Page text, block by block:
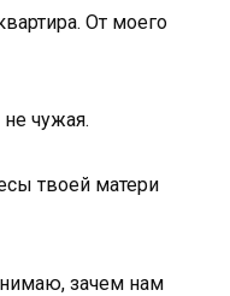
От моего
чужая.
твоей матери
зачем нам